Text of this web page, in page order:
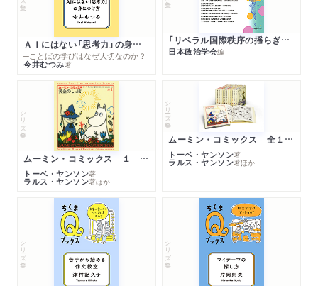
ＡＩにはない「思考力」の身につけ方
─ことばの学びはなぜ大切なのか？
今井むつみ著
「リベラル国際秩序の揺らぎ」再考 年報政治学２０２６‐Ⅰ
日本政治学会編
シリーズ・全集
ムーミン・コミックス １ 黄金のしっぽ
トーベ・ヤンソン著
ラルス・ヤンソン著ほか
シリーズ・全集
ムーミン・コミックス 全１４巻セット
トーベ・ヤンソン著
ラルス・ヤンソン著ほか
シリーズ・全集 シリーズ・全集